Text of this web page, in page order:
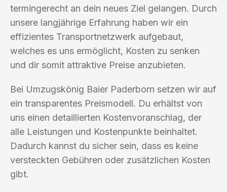
termingerecht an dein neues Ziel gelangen. Durch
unsere langjährige Erfahrung haben wir ein
effizientes Transportnetzwerk aufgebaut,
welches es uns ermöglicht, Kosten zu senken
und dir somit attraktive Preise anzubieten.
Bei Umzugskönig Baier Paderborn setzen wir auf
ein transparentes Preismodell. Du erhältst von
uns einen detaillierten Kostenvoranschlag, der
alle Leistungen und Kostenpunkte beinhaltet.
Dadurch kannst du sicher sein, dass es keine
versteckten Gebühren oder zusätzlichen Kosten
gibt.